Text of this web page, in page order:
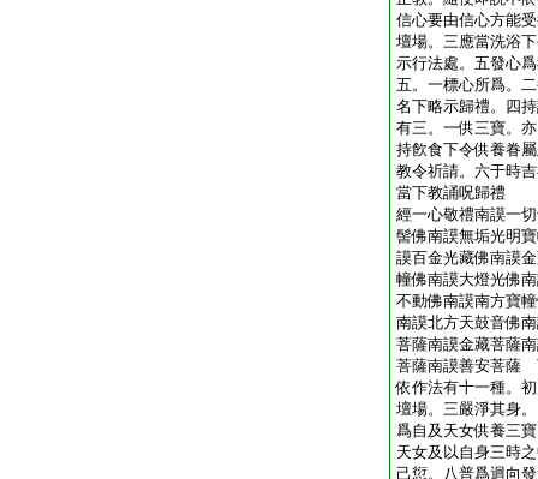
信心要由信心方能
壇場。三應當洗浴
示行法處。五發心
五。一標心所爲。
名下略示歸禮。四
有三。一供三寶。
持飮食下令供養眷
教令祈請。六于時
當下教誦呪歸禮
經一心敬禮南謨一
髻佛南謨無垢光明
謨百金光藏佛南謨
幢佛南謨大燈光佛
不動佛南謨南方寶
南謨北方天鼓音佛
菩薩南謨金藏菩薩
菩薩南謨善安菩薩
依作法有十一種。
壇場。三嚴淨其身
爲自及天女供養三
天女及以自身三時
己愆。八普爲迴向